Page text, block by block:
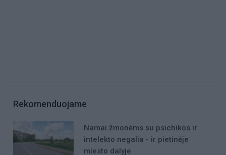
Rekomenduojame
Namai žmonėms su psichikos ir
intelekto negalia - ir pietinėje
miesto dalyje